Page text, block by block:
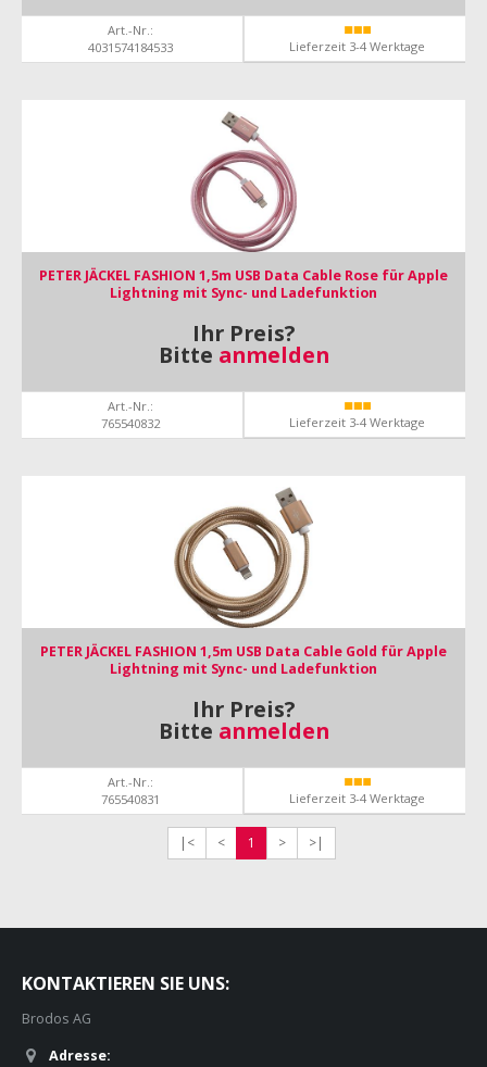
Art.-Nr.:
4031574184533
Lieferzeit 3-4 Werktage
PETER JÄCKEL FASHION 1,5m USB Data Cable Rose für Apple
Lightning mit Sync- und Ladefunktion
Ihr Preis?
Bitte anmelden
Art.-Nr.:
765540832
Lieferzeit 3-4 Werktage
PETER JÄCKEL FASHION 1,5m USB Data Cable Gold für Apple
Lightning mit Sync- und Ladefunktion
Ihr Preis?
Bitte anmelden
Art.-Nr.:
765540831
Lieferzeit 3-4 Werktage
|< < 1 > >|
KONTAKTIEREN SIE UNS:
Brodos AG
Adresse: